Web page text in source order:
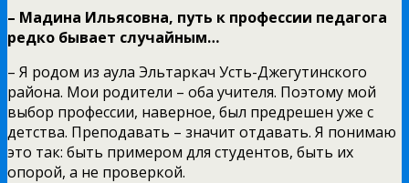
– Мадина Ильясовна, путь к профессии педагога
редко бывает случайным…
– Я родом из аула Эльтаркач Усть-Джегутинского
района. Мои родители – оба учителя. Поэтому мой
выбор профессии, наверное, был предрешен уже с
детства. Преподавать – значит отдавать. Я понимаю
это так: быть примером для студентов, быть их
опорой, а не проверкой.